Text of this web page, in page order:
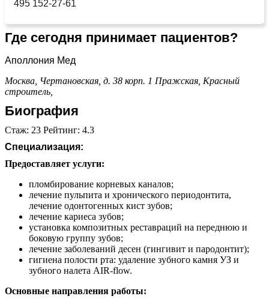
495 152-27-61
Где сегодня принимает пациентов?
Аполлония Мед
Москва, Чертановская, д. 38 корп. 1 Пражская, Красный
строитель,
Биография
Стаж: 23 Рейтинг: 4.3
Специализация:
Предоставляет услуги:
пломбирование корневых каналов;
лечение пульпита и хронического периодонтита,
лечение одонтогенных кист зубов;
лечение кариеса зубов;
установка композитных реставраций на переднюю и
боковую группу зубов;
лечение заболеваний десен (гингивит и пародонтит);
гигиена полости рта: удаление зубного камня УЗ и
зубного налета AIR-flow.
Основные направления работы: